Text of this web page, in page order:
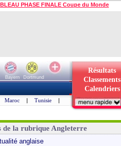
PHASE FINALE Coupe du Monde
Bayern
Dortmund
Résultats
Classements
Calendriers
Maroc | Tunisie |
de la rubrique Angleterre
anglaise